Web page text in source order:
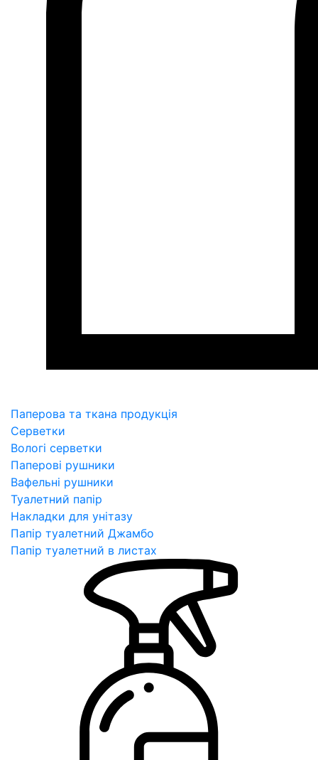
Паперова та ткана продукція
Серветки
Вологі серветки
Паперові рушники
Вафельні рушники
Туалетний папір
Накладки для унітазу
Папір туалетний Джамбо
Папір туалетний в листах